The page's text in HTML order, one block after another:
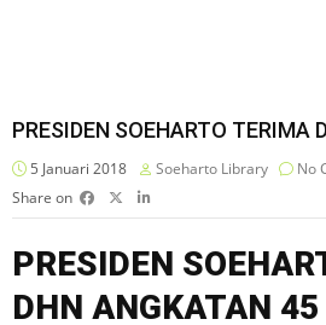
PRESIDEN SOEHARTO TERIMA
5 Januari 2018 Soeharto Library No
Share on
PRESIDEN
DHN ANGKATAN 45